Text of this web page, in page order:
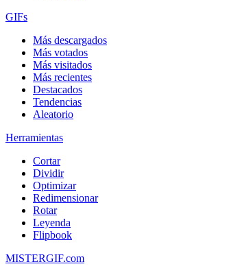
GIFs
Más descargados
Más votados
Más visitados
Más recientes
Destacados
Tendencias
Aleatorio
Herramientas
Cortar
Dividir
Optimizar
Redimensionar
Rotar
Leyenda
Flipbook
MISTERGIF.com